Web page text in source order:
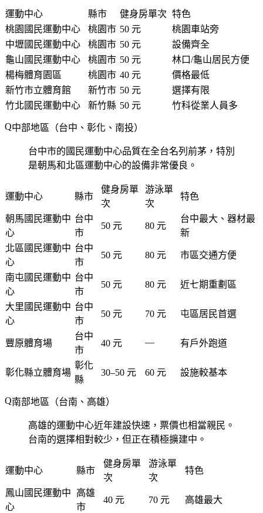
運動中心 縣市 健身房單次 特色
桃園國民運動中心
桃園市 50 元
桃園車站旁
中壢國民運動中心
桃園市 50 元
設備齊全
龜山國民運動中心
桃園市 50 元
林口/龜山居民方便
楊梅體育園區
桃園市 40 元
價格最低
新竹市立體育館
新竹市 50 元
選擇有限
竹北國民運動中心
新竹縣 50 元 竹科從業人員多
中部地區（台中、彰化、南投）
台中市的國民運動中心品質在全台名列前茅，特別
是朝馬和北區運動中心的設備非常優良。
運動中心 縣市
健身房單
次
游泳單
次
特色
朝馬國民運動中
心
台中
市
50 元 80 元
台中最大、器材最
新
北區國民運動中
心
台中
市
50 元 80 元 市區交通方便
南屯國民運動中
心
台中
市
50 元 80 元 近七期重劃區
大里國民運動中
心
台中
市
50 元 70 元 屯區居民首選
豐原體育場
台中
市
40 元 — 有戶外跑道
彰化縣立體育場
彰化
縣
30–50 元 60 元 設施較基本
南部地區（台南、高雄）
高雄的運動中心近年建設快速，票價也相當親民。
台南的選擇相對較少，但正在積極擴建中。
運動中心 縣市
健身房單
次
游泳單
次
特色
鳳山國民運動中
心
高雄
市
40 元 70 元 高雄最大